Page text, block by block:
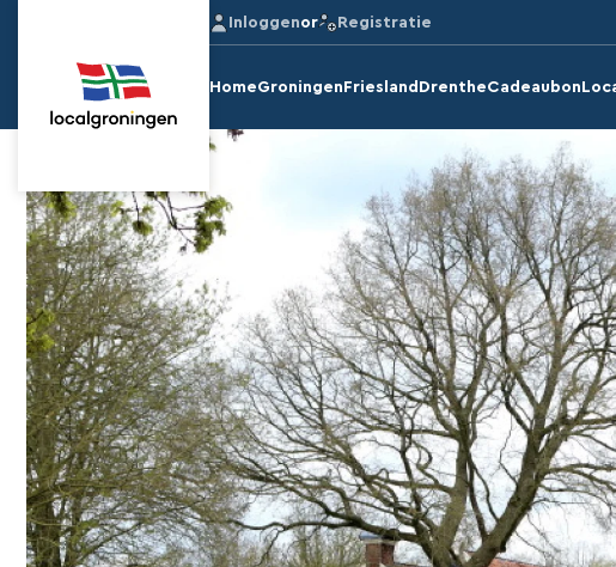
Inloggenor Registratie
HomeGroningen Friesland DrentheCadeaubon